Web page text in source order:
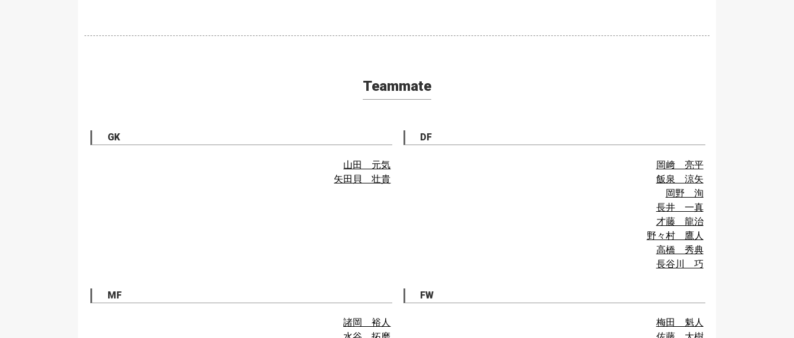
Teammate
GK
山田 元気
矢田貝 壮貴
DF
岡﨑 亮平
飯泉 涼矢
岡野 洵
長井 一真
才藤 龍治
野々村 鷹人
高橋 秀典
長谷川 巧
MF
諸岡 裕人
FW
梅田 魁人